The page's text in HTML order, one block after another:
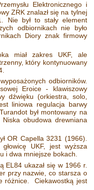
Elektronicznego i
ZRK znalazł się na tylnej
Nie był to stały element
odbiornikach nie było
Diory znak firmowy
miał zakres UKF, ale
który kontynuowany
odbiorników.
Eroice - klawiszowy
dźwięku (orkiestra, solo,
liniowa regulacja barwy
był montowany na
obudowa drewniana
OR Capella 3231 (1966).
UKF, jest wyższa
i dwa mniejsze bokach.
EL84 ukazał się w 1966 r.
przy nazwie, co starsza o
różnice. Ciekawostką jest